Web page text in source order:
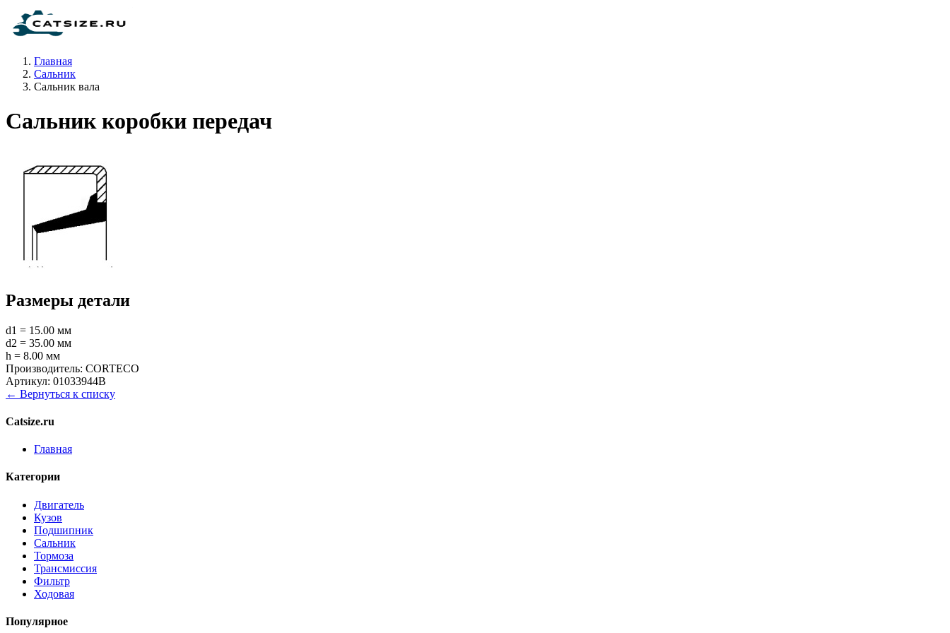
Главная
Сальник
Сальник вала
Сальник коробки передач
Размеры детали
d1 = 15.00 мм
d2 = 35.00 мм
h = 8.00 мм
Производитель: CORTECO
Артикул: 01033944B
← Вернуться к списку
Catsize.ru
Главная
Категории
Двигатель
Кузов
Подшипник
Сальник
Тормоза
Трансмиссия
Фильтр
Ходовая
Популярное